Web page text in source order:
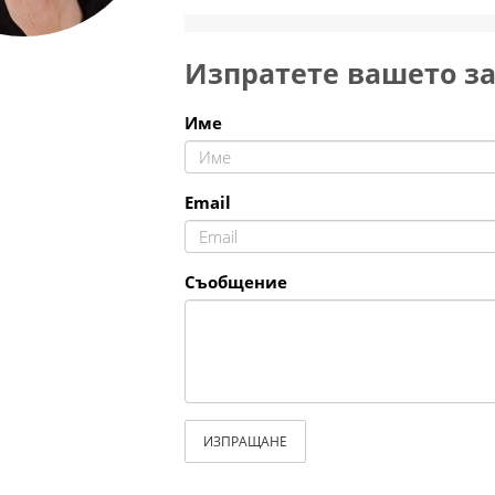
Изпратете вашето
Име
Email
Съобщение
ИЗПРАЩАНЕ